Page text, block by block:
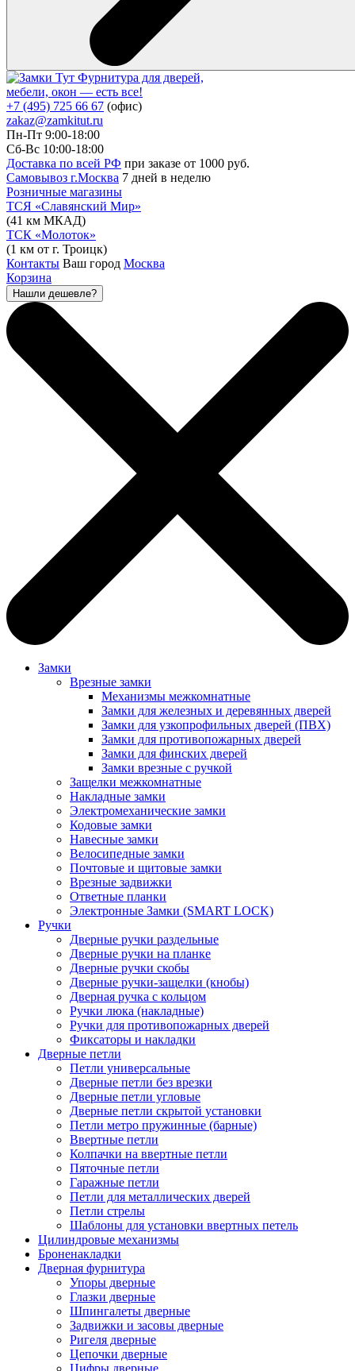
Фурнитура для дверей,
мебели, окон — есть все!
+7 (495) 725 66 67 (офис)
zakaz@zamkitut.ru
Пн-Пт 9:00-18:00
Сб-Вс 10:00-18:00
Доставка по всей РФ при заказе от 1000 руб.
Самовывоз г.Москва 7 дней в неделю
Розничные магазины
ТСЯ «Славянский Мир»
(41 км МКАД)
ТСК «Молоток»
(1 км от г. Троицк)
Контакты Ваш город Москва
Корзина
Нашли дешевле?
Замки
Врезные замки
Механизмы межкомнатные
Замки для железных и деревянных дверей
Замки для узкопрофильных дверей (ПВХ)
Замки для противопожарных дверей
Замки для финских дверей
Замки врезные с ручкой
Защелки межкомнатные
Накладные замки
Электромеханические замки
Кодовые замки
Навесные замки
Велосипедные замки
Почтовые и щитовые замки
Врезные задвижки
Ответные планки
Электронные Замки (SMART LOCK)
Ручки
Дверные ручки раздельные
Дверные ручки на планке
Дверные ручки скобы
Дверные ручки-защелки (кнобы)
Дверная ручка с кольцом
Ручки люка (накладные)
Ручки для противопожарных дверей
Фиксаторы и накладки
Дверные петли
Петли универсальные
Дверные петли без врезки
Дверные петли угловые
Дверные петли скрытой установки
Петли метро пружинные (барные)
Ввертные петли
Колпачки на ввертные петли
Пяточные петли
Гаражные петли
Петли для металлических дверей
Петли стрелы
Шаблоны для установки ввертных петель
Цилиндровые механизмы
Броненакладки
Дверная фурнитура
Упоры дверные
Глазки дверные
Шпингалеты дверные
Задвижки и засовы дверные
Ригеля дверные
Цепочки дверные
Цифры дверные